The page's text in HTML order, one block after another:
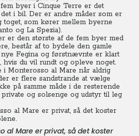
byer i Cinque Terre er det
i bil. Der er andre måder som er
toget, som kører mellem byerne
og La Spezia).
er den største af de fem byer med
består af to bydele den gamle
Fegina og førstnævnte er klart
hvis du vil rundt og opleve noget.
i Monterosso al Mare når aldrig
er flere sandstrande at vælge
på samme måde i de resterende
og solsenge og udstyr til leg
al Mare er privat, så det koster